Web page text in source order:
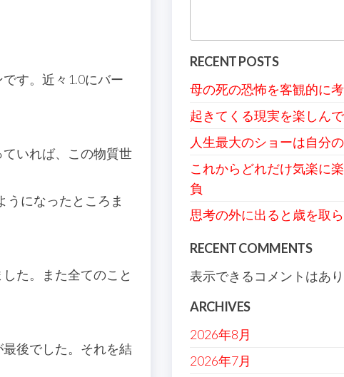
す。近々1.0にバー
いれば、この物質世
になったところま
た。また全てのこと
後でした。それを結
RECENT POSTS
母の死の恐怖を客観的に
起きてくる現実を楽しんで
人生最大のショーは自分
これからどれだけ気楽に
負
思考の外に出ると歳を取
RECENT COMMENTS
表示できるコメントはあり
ARCHIVES
2026年8月
2026年7月